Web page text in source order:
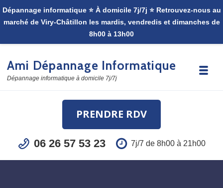
Ami Dépannage Informatique
Dépannage informatique à domicile 7j/7j
PRENDRE RDV
06 26 57 53 23 7j/7 de 8h00 à 21h00